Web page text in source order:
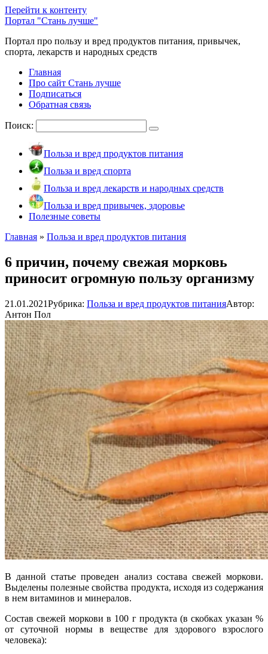
Перейти к контенту
Портал "Стань лучше"
Портал про пользу и вред продуктов питания, привычек,
спорта, лекарств и народных средств
Главная
Про сайт Стань лучше
Подписаться
Обратная связь
Поиск:
Польза и вред продуктов питания
Польза и вред спорта
Польза и вред лекарств и народных средств
Польза и вред привычек, здоровье
Полезные советы
Главная » Польза и вред продуктов питания
6 причин, почему свежая морковь
приносит огромную пользу организму
21.01.2021Рубрика: Польза и вред продуктов питанияАвтор:
Антон Пол
В данной статье проведен анализ состава свежей моркови.
Выделены полезные свойства продукта, исходя из содержания
в нем витаминов и минералов.
Состав свежей моркови в 100 г продукта (в скобках указан %
от суточной нормы в веществе для здорового взрослого
человека):